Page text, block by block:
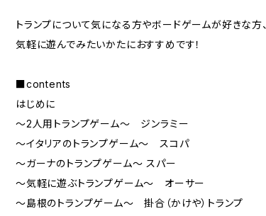
トランプについて気になる方やボードゲームが好きな方、
気軽に遊んでみたいかたにおすすめです！
■contents
はじめに
～2人用トランプゲーム～ ジンラミー
～イタリアのトランプゲーム～ スコパ
～ガーナのトランプゲーム～ スパー
～気軽に遊ぶトランプゲーム～ オーサー
～島根のトランプゲーム～ 掛合（かけや）トランプ